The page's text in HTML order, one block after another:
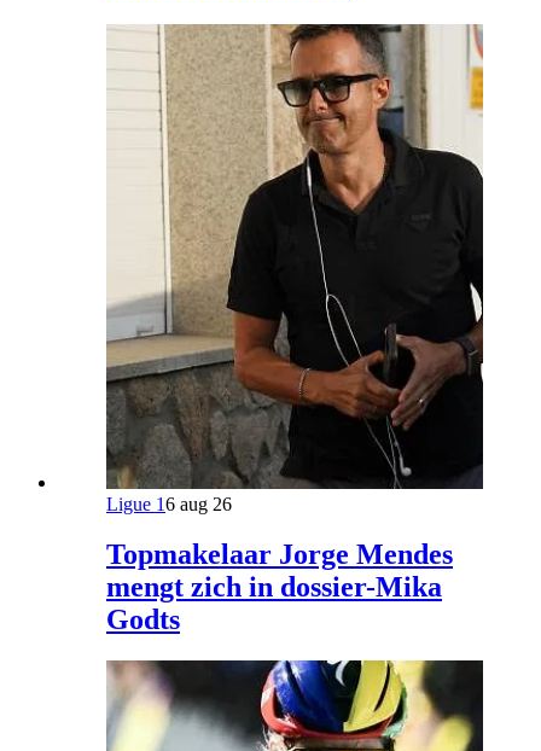
Ligue 16 aug 26
Topmakelaar Jorge Mendes
mengt zich in dossier-Mika
Godts